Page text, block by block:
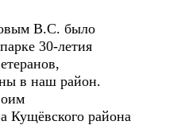
В.С. было
30-летия
в наш район.
Кущёвского района